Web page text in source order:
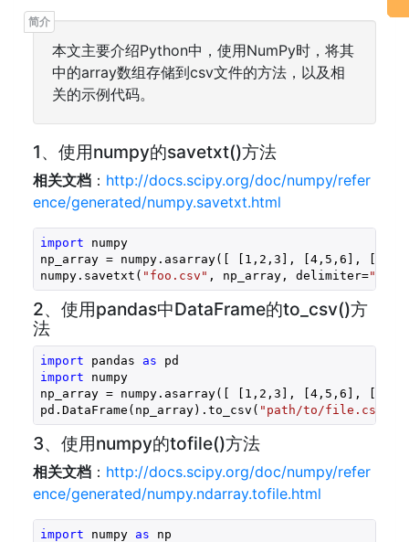
本文主要介绍Python中，使用NumPy时，将其
中的array数组存储到csv文件的方法，以及相
关的示例代码。
1、使用numpy的savetxt()方法
相关文档 ： http://docs.scipy.org/doc/numpy/refer
ence/generated/numpy.savetxt.html
import numpy
np_array = numpy.asarray([ [ 1 , 2 , 3 ], [4, 5 , 6 ], [
numpy.savetxt( "foo.csv" , np_array, delimiter=","
2、使用pandas中DataFrame的to_csv()方
法
import pandas as pd
import numpy
np_array = numpy.asarray([ [ 1 , 2 , 3 ], [4, 5 , 6 ], [
pd.DataFrame(np_array).to_csv( "path/to/file.csv"
3、使用numpy的tofile()方法
相关文档 ： http://docs.scipy.org/doc/numpy/refer
ence/generated/numpy.ndarray.tofile.html
import numpy as np